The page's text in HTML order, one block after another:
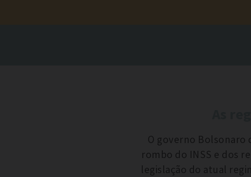
O governo Bolsonaro
rombo do INSS e dos
legislação do atual